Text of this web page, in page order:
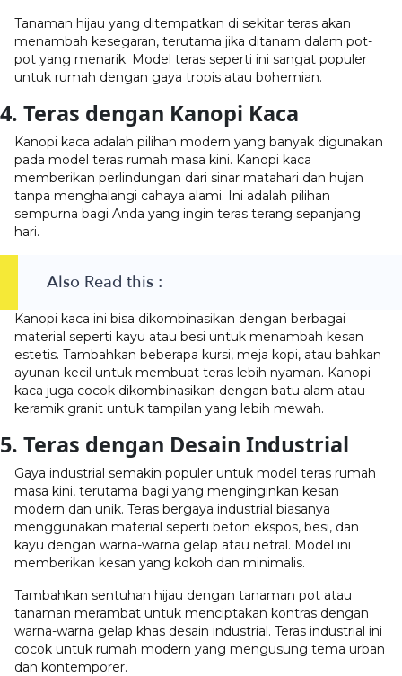
Tanaman hijau yang ditempatkan di sekitar teras akan
menambah kesegaran, terutama jika ditanam dalam pot-
pot yang menarik. Model teras seperti ini sangat populer
untuk rumah dengan gaya tropis atau bohemian.
4. Teras dengan Kanopi Kaca
Kanopi kaca adalah pilihan modern yang banyak digunakan
pada model teras rumah masa kini. Kanopi kaca
memberikan perlindungan dari sinar matahari dan hujan
tanpa menghalangi cahaya alami. Ini adalah pilihan
sempurna bagi Anda yang ingin teras terang sepanjang
hari.
Also Read this :
Kanopi kaca ini bisa dikombinasikan dengan berbagai
material seperti kayu atau besi untuk menambah kesan
estetis. Tambahkan beberapa kursi, meja kopi, atau bahkan
ayunan kecil untuk membuat teras lebih nyaman. Kanopi
kaca juga cocok dikombinasikan dengan batu alam atau
keramik granit untuk tampilan yang lebih mewah.
5. Teras dengan Desain Industrial
Gaya industrial semakin populer untuk model teras rumah
masa kini, terutama bagi yang menginginkan kesan
modern dan unik. Teras bergaya industrial biasanya
menggunakan material seperti beton ekspos, besi, dan
kayu dengan warna-warna gelap atau netral. Model ini
memberikan kesan yang kokoh dan minimalis.
Tambahkan sentuhan hijau dengan tanaman pot atau
tanaman merambat untuk menciptakan kontras dengan
warna-warna gelap khas desain industrial. Teras industrial ini
cocok untuk rumah modern yang mengusung tema urban
dan kontemporer.